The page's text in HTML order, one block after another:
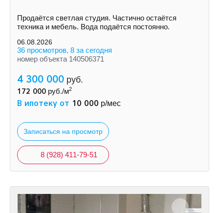
Продаётся светлая студия. Частично остаётся
техника и мебель. Вода подаётся постоянно.
06.08.2026
36 просмотров, 8 за сегодня
номер объекта 140506371
4 300 000 руб.
172 000 руб./м2
В ипотеку от 10 000 р/мес
Записаться на просмотр
8 (928) 411-79-51